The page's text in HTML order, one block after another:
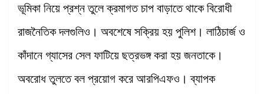
ভূমিকা নিয়ে প্রশ্ন তুলে ক্রমাগত চাপ বাড়াতে থাকে বিরোধী
রাজনৈতিক দলগুলিও। অবশেষে সক্রিয় হয় পুলিশ। লাঠিচার্জ ও
কাঁদানে গ্যাসের সেল ফাটিয়ে ছত্রভঙ্গ করা হয় জনতাকে।
অবরোধ তুলতে বল প্রয়োগ করে আরপিএফও। ব্যাপক